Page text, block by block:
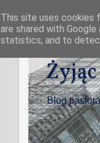
Blog
This site uses cookies
are shared with
statistics, and to